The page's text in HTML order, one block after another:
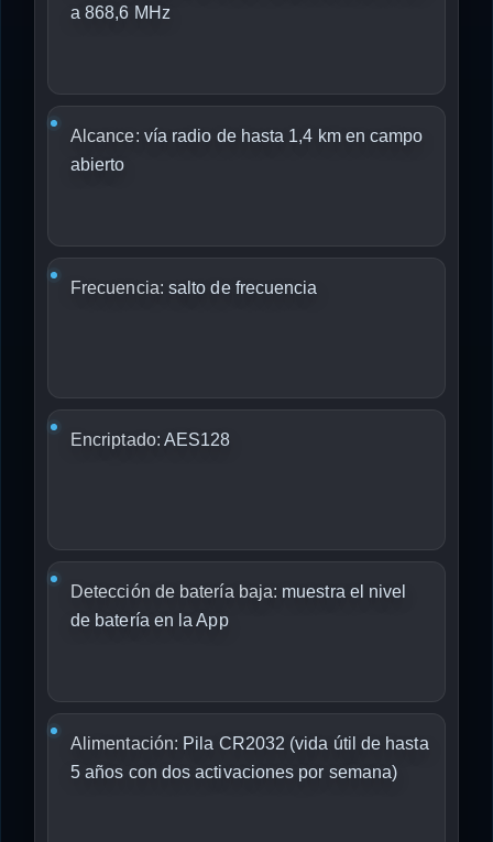
a 868,6 MHz
Alcance: vía radio de hasta 1,4 km en campo
abierto
Frecuencia: salto de frecuencia
Encriptado: AES128
Detección de batería baja: muestra el nivel
de batería en la App
Alimentación: Pila CR2032 (vida útil de hasta
5 años con dos activaciones por semana)